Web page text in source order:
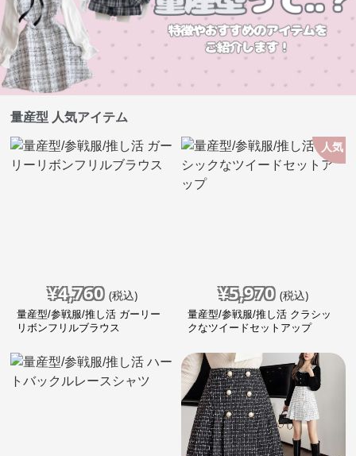
量産型 人気アイテム
¥4,760 (税込)
量産型/参戦服/推し活 ガーリー
リボンフリルブラウス
人気
¥5,970 (税込)
量産型/参戦服/推し活 クラシッ
クなツイードセットアップ